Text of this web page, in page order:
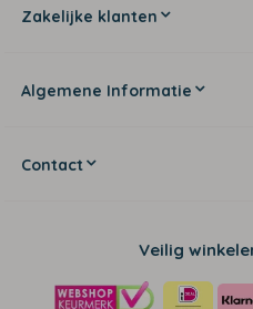
Zakelijke klanten
Algemene Informatie
Contact
Veilig